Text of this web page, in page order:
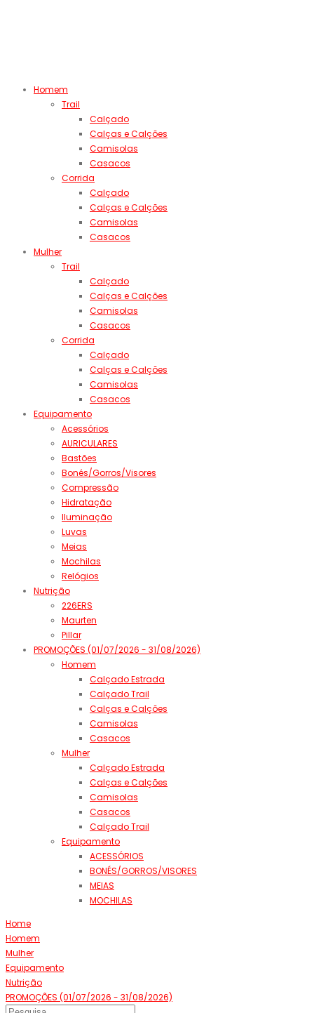
Homem
Trail
Calçado
Calças e Calções
Camisolas
Casacos
Corrida
Calçado
Calças e Calções
Camisolas
Casacos
Mulher
Trail
Calçado
Calças e Calções
Camisolas
Casacos
Corrida
Calçado
Calças e Calções
Camisolas
Casacos
Equipamento
Acessórios
AURICULARES
Bastões
Bonés/Gorros/Visores
Compressão
Hidratação
Iluminação
Luvas
Meias
Mochilas
Relógios
Nutrição
226ERS
Maurten
Pillar
PROMOÇÕES (01/07/2026 - 31/08/2026)
Homem
Calçado Estrada
Calçado Trail
Calças e Calções
Camisolas
Casacos
Mulher
Calçado Estrada
Calças e Calções
Camisolas
Casacos
Calçado Trail
Equipamento
ACESSÓRIOS
BONÉS/GORROS/VISORES
MEIAS
MOCHILAS
Home
Homem
Mulher
Equipamento
Nutrição
PROMOÇÕES (01/07/2026 - 31/08/2026)